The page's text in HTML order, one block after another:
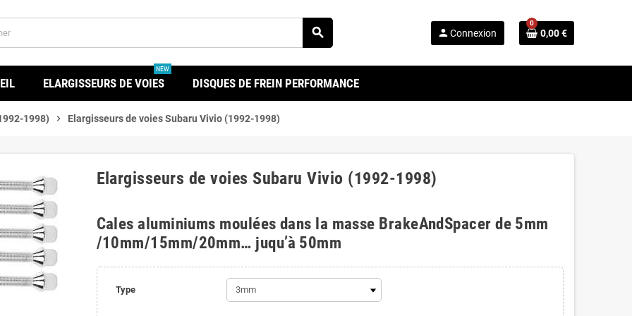
search person Connexion
0
0,00 €
ELARGISSEURS DE VOIES
NEW
DISQUES DE FREIN PERFORMANCE
1998) chevron_right Elargisseurs de voies Subaru Vivio (1992-1998)
Elargisseurs de voies Subaru Vivio (1992-1998)
Cales aluminiums moulées dans la masse BrakeAndSpacer de 5mm
/10mm/15mm/20mm… juqu’à 50mm
Type